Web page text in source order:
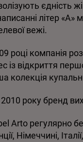
єдність
літер«А» м
вежі.
році компанія
із відкриття
колекція
року бренд
Arto регулярно
Німеччині,